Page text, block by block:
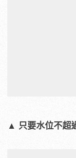
▲ 只要水位不超